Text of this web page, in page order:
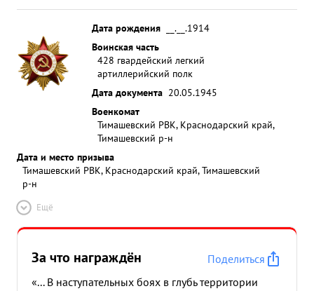
Дата рождения
__.__.1914
Воинская часть
428 гвардейский легкий
артиллерийский полк
Дата документа 20.05.1945
Военкомат
Тимашевский РВК, Краснодарский край,
Тимашевский р-н
Дата и место призыва
Тимашевский РВК, Краснодарский край, Тимашевский
р-н
Ещё
За что награждён
Поделиться
«... В наступательных боях в глубь территории